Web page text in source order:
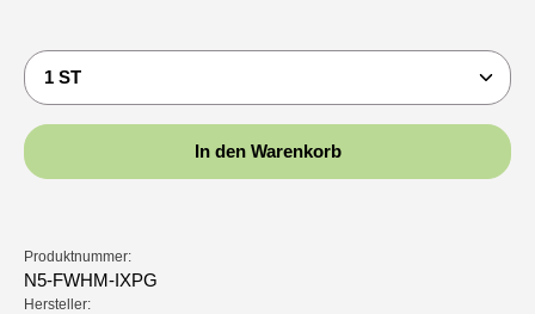
Produkt Anzahl: Gib den gewünschten Wert ein
In den Warenkorb
Produktnummer:
N5-FWHM-IXPG
Hersteller: